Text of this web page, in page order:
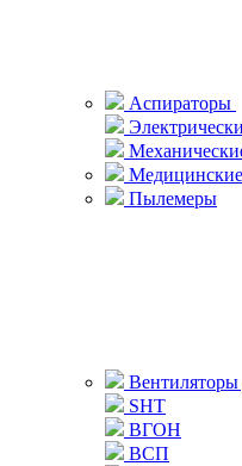
Аспираторы
Пылемеры
Вентиляторы
SHT
ВГОН
ВСП